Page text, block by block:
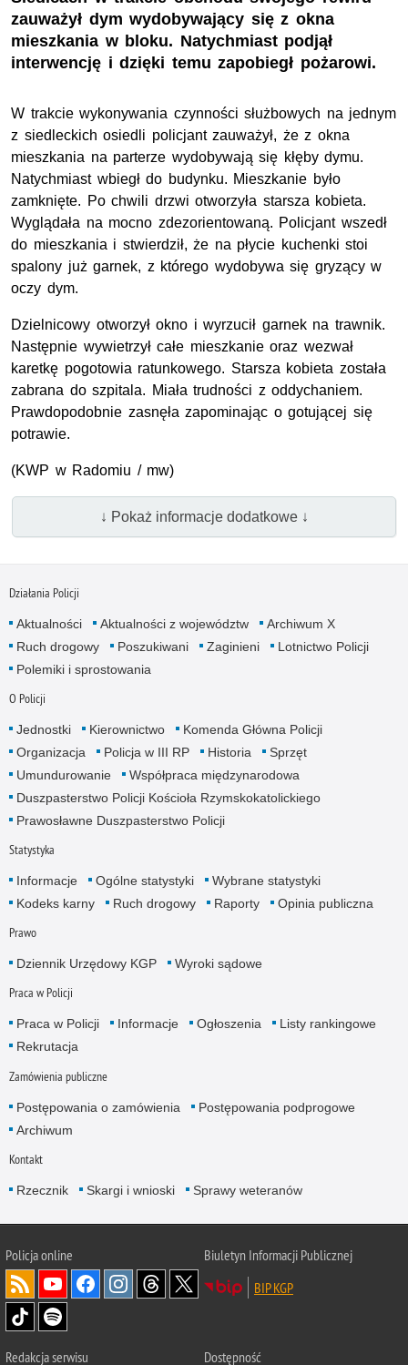
zauważył dym wydobywający się z okna
mieszkania w bloku. Natychmiast podjął
interwencję i dzięki temu zapobiegł pożarowi.
W trakcie wykonywania czynności służbowych na jednym
z siedleckich osiedli policjant zauważył, że z okna
mieszkania na parterze wydobywają się kłęby dymu.
Natychmiast wbiegł do budynku. Mieszkanie było
zamknięte. Po chwili drzwi otworzyła starsza kobieta.
Wyglądała na mocno zdezorientowaną. Policjant wszedł
do mieszkania i stwierdził, że na płycie kuchenki stoi
spalony już garnek, z którego wydobywa się gryzący w
oczy dym.
Dzielnicowy otworzył okno i wyrzucił garnek na trawnik.
Następnie wywietrzył całe mieszkanie oraz wezwał
karetkę pogotowia ratunkowego. Starsza kobieta została
zabrana do szpitala. Miała trudności z oddychaniem.
Prawdopodobnie zasnęła zapominając o gotującej się
potrawie.
(KWP w Radomiu / mw)
↓ Pokaż informacje dodatkowe ↓
Działania Policji
Aktualności Aktualności z województw
Archiwum X
Ruch drogowy
Poszukiwani Zaginieni
Lotnictwo Policji
Polemiki i sprostowania
O Policji
Jednostki Kierownictwo
Komenda Główna Policji
Organizacja
Policja w III RP Historia
Sprzęt
Umundurowanie
Współpraca międzynarodowa
Duszpasterstwo Policji Kościoła Rzymskokatolickiego
Prawosławne Duszpasterstwo Policji
Statystyka
Informacje Ogólne statystyki
Wybrane statystyki
Kodeks karny
Ruch drogowy Raporty Opinia publiczna
Prawo
Dziennik Urzędowy KGP Wyroki sądowe
Praca w Policji
Praca w Policji Informacje Ogłoszenia
Listy rankingowe
Rekrutacja
Zamówienia publiczne
Postępowania o zamówienia
Postępowania podprogowe
Archiwum
Kontakt
Rzecznik Skargi i wnioski Sprawy weteranów
Policjaonline
Biuletyn Informacji Publicznej
BIP KGP
Redakcja serwisu Dostępność